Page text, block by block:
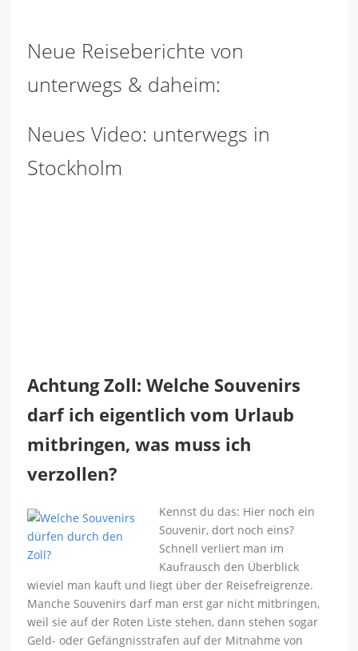
Neue Reiseberichte von
unterwegs & daheim:
Neues Video: unterwegs in
Stockholm
Achtung Zoll: Welche Souvenirs
darf ich eigentlich vom Urlaub
mitbringen, was muss ich
verzollen?
Kennst du das: Hier noch ein
Souvenir, dort noch eins?
Schnell verliert man im
Kaufrausch den Überblick
wieviel man kauft und liegt über der Reisefreigrenze.
Manche Souvenirs darf man erst gar nicht mitbringen,
weil sie auf der Roten Liste stehen, dann stehen sogar
Geld- oder Gefängnisstrafen auf der Mitnahme von